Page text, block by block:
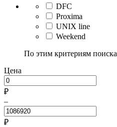
DFC
Proxima
UNIX line
Weekend
По этим критериям
Цена
₽
–
₽